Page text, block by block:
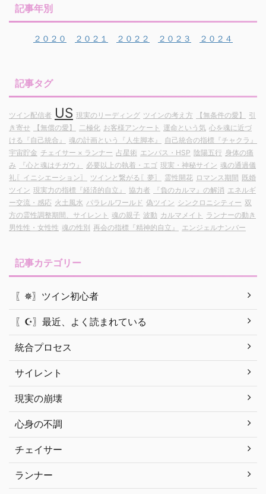
記事年別
２０２０ ２０２１ ２０２２ ２０２３ ２０２４
記事タグ
ツイン配信者 US 現実のリーディング ツインの考え方 【無条件の愛】
引
き寄せ
【無償の愛】 二極化 お客様アンケート 運命という気 心を魂に近づ
ける『自己統合』
魂の計画という『人生脚本』
自己統合の指標『チャクラ』
宇宙貯金 チェイサー × ランナー 占星術 エンパス・HSP 陰陽五行 身体の痛
み
『心と魂はチガウ』 必要以上の執着・エゴ 現実・神秘サイン 魂の通過儀
礼〖イニシエーション〗
ツインと繋がる〖夢〗 霊性開花 ロマンス期間 既婚
ツイン 現実力の指標『経済的自立』 協力者 『負のカルマ』の解消 エネルギ
ー交流・感応 火土風水 パラレルワールド 偽ツイン シンクロニシティー 双
方の霊性調整期間、サイレント 魂の親子 波動 カルマメイト
ランナーの動き
男性性・女性性 魂の性別 再会の指標『精神的自立』 エンジェルナンバー
記事カテゴリー
〖✵〗ツイン初心者
〖☪︎〗最近、よく読まれている
統合プロセス
サイレント
現実の崩壊
心身の不調
チェイサー
ランナー